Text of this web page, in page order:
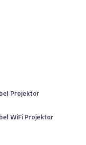
Projektor
WiFi Projektor